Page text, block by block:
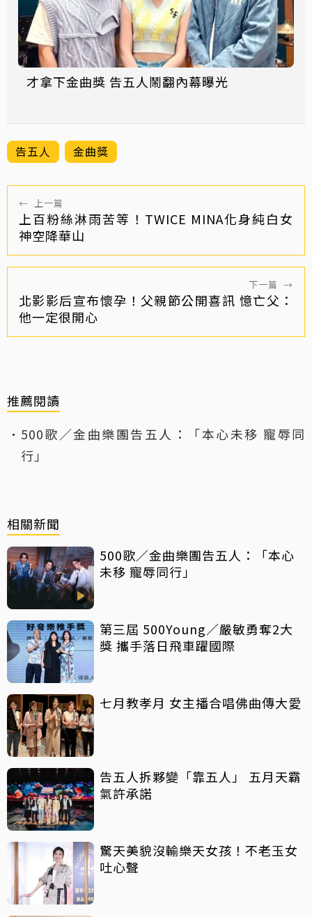
才拿下金曲獎 告五人鬧翻內幕曝光
告五人 金曲獎
← 上一篇
上百粉絲淋雨苦等！TWICE MINA化身純白女
神空降華山
下一篇 →
北影影后宣布懷孕！父親節公開喜訊 憶亡父：
他一定很開心
推薦閱讀
500歌／金曲樂團告五人：「本心未移 寵辱同
行」
相關新聞
500歌／金曲樂團告五人：「本心
未移 寵辱同行」
第三屆 500Young／嚴敏勇奪2大
獎 攜手落日飛車躍國際
七月教孝月 女主播合唱佛曲傳大愛
告五人拆夥變「靠五人」 五月天霸
氣許承諾
驚天美貌沒輸樂天女孩！不老玉女
吐心聲